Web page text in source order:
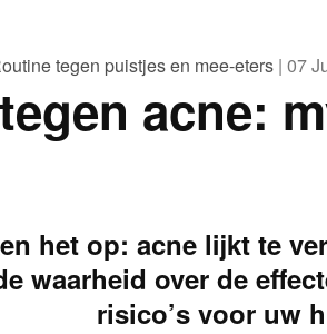
tegen puistjes en mee-eters| 07
acne:
het op: acne lijkt te
waarheid over de
risico’s voor uw